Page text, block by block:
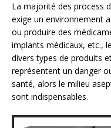
La majorité des process
exige un environnement
ou produire des
implants médicaux, etc.,
divers types de produits
représentent un danger
santé, alors le milieu
sont indispensables.